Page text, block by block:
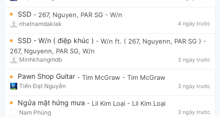
SSD - 267, Nguyen, PAR SG - W/n
nhatnamdaklak 4 ngày trước
SSD - W/n ( điệp khúc ) - W/n ft. ( 267, Nguyenn, PAR SG ) -
267, Nguyenn, PAR SG, W/n
Minhkhangmdb 3 ngày trước
Pawn Shop Guitar - Tim McGraw - Tim McGraw
Tiến Đạt Nguyễn 3 ngày trước
Ngửa mặt hứng mưa - Lil Kim Loại - Lil Kim Loại
Nam Phùng 3 ngày trước